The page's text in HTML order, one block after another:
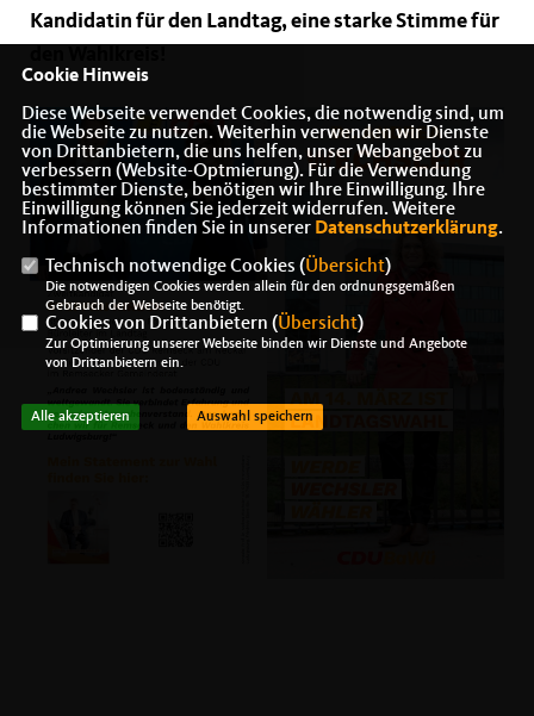
Kandidatin für den Landtag, eine starke Stimme für
Cookie Hinweis
Diese Webseite verwendet Cookies, die notwendig sind, um
die Webseite zu nutzen. Weiterhin verwenden wir Dienste
von Drittanbietern, die uns helfen, unser Webangebot zu
verbessern (Website-Optmierung). Für die Verwendung
bestimmter Dienste, benötigen wir Ihre Einwilligung. Ihre
Einwilligung können Sie jederzeit widerrufen. Weitere
Informationen finden Sie in unserer Datenschutzerklärung.
Technisch notwendige Cookies (Übersicht)
Die notwendigen Cookies werden allein für den ordnungsgemäßen
Gebrauch der Webseite benötigt.
Cookies von Drittanbietern (Übersicht)
Zur Optimierung unserer Webseite binden wir Dienste und Angebote
von Drittanbietern ein.
Alle akzeptieren Auswahl speichern